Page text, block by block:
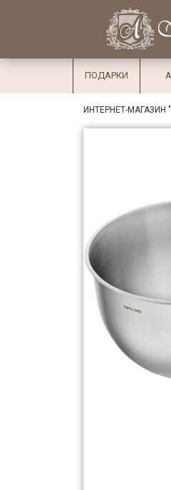
Избранное
×
СалоныДоставка
Оплата
Подарки
Ароматы
для дома
Сервировка
Столовые
ПОДАРКИ
ИНТЕРНЕТ-МАГАЗИН